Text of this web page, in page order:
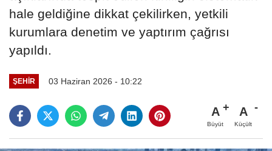
hale geldiğine dikkat çekilirken, yetkili
kurumlara denetim ve yaptırım çağrısı
yapıldı.
ŞEHIR 03 Haziran 2026 - 10:22
A
Büyüt
A
Küçült